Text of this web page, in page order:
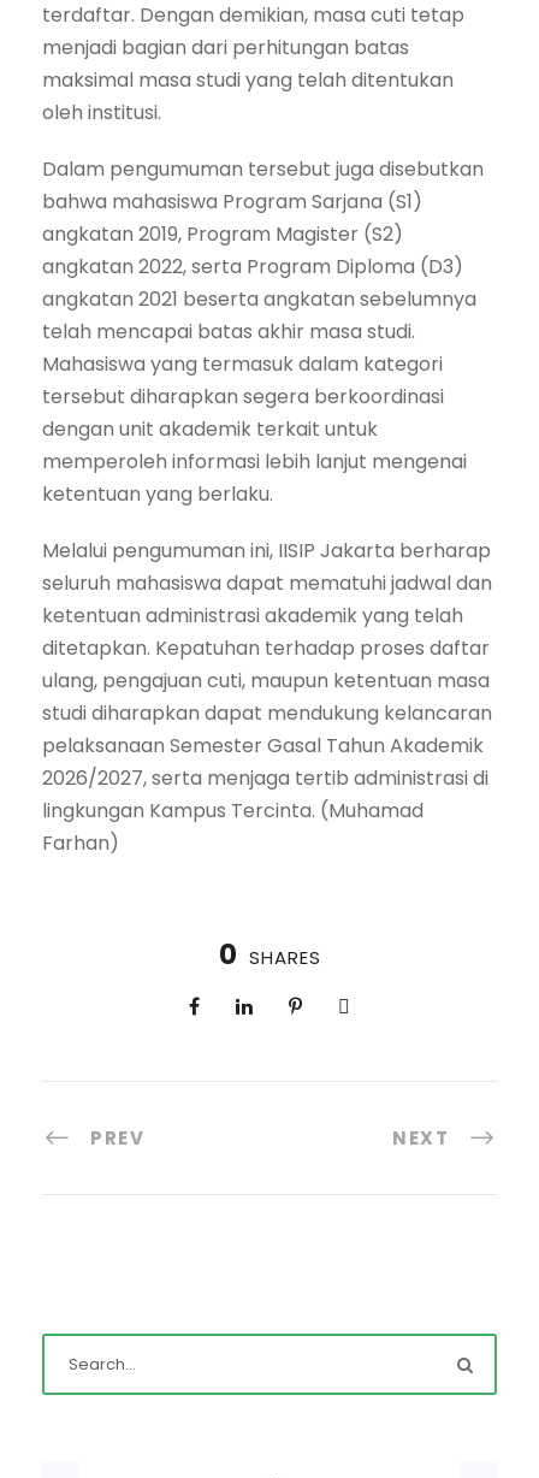
terdaftar. Dengan demikian, masa cuti tetap
menjadi bagian dari perhitungan batas
maksimal masa studi yang telah ditentukan
oleh institusi.
Dalam pengumuman tersebut juga disebutkan
bahwa mahasiswa Program Sarjana (S1)
angkatan 2019, Program Magister (S2)
angkatan 2022, serta Program Diploma (D3)
angkatan 2021 beserta angkatan sebelumnya
telah mencapai batas akhir masa studi.
Mahasiswa yang termasuk dalam kategori
tersebut diharapkan segera berkoordinasi
dengan unit akademik terkait untuk
memperoleh informasi lebih lanjut mengenai
ketentuan yang berlaku.
Melalui pengumuman ini, IISIP Jakarta berharap
seluruh mahasiswa dapat mematuhi jadwal dan
ketentuan administrasi akademik yang telah
ditetapkan. Kepatuhan terhadap proses daftar
ulang, pengajuan cuti, maupun ketentuan masa
studi diharapkan dapat mendukung kelancaran
pelaksanaan Semester Gasal Tahun Akademik
2026/2027, serta menjaga tertib administrasi di
lingkungan Kampus Tercinta. (Muhamad
Farhan)
0 SHARES
PREV NEXT